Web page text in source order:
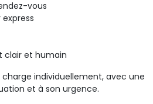
vous
express
clair et humain
individuellement, avec une
et à son urgence.